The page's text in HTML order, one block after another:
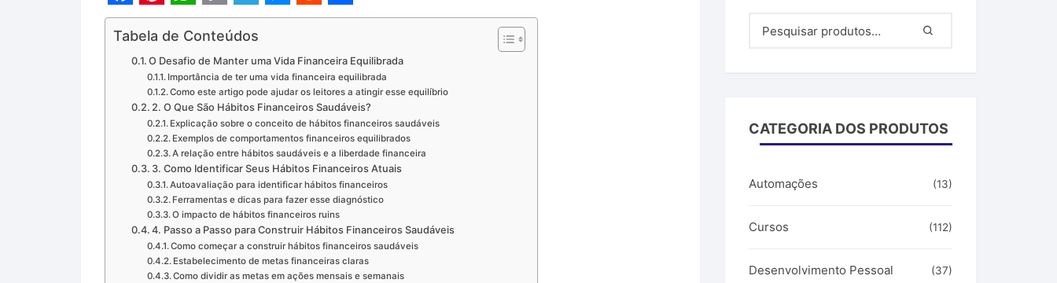
F
a
P
i
n
t
e
r
e
s
t
W
h
a
t
s
A
p
p
C
o
p
y
L
i
n
k
T
e
l
e
g
r
a
m
M
s
s
e
n
g
e
r
R
d
d
i
t
S
a
r
e
Tabela de Conteúdos
O Desafio de Manter uma Vida Financeira Equilibrada
Importância de ter uma vida financeira equilibrada
Como este artigo pode ajudar os leitores a atingir esse equilíbrio
2. O Que São Hábitos Financeiros Saudáveis?
Explicação sobre o conceito de hábitos financeiros saudáveis
Exemplos de comportamentos financeiros equilibrados
A relação entre hábitos saudáveis e a liberdade financeira
3. Como Identificar Seus Hábitos Financeiros Atuais
Autoavaliação para identificar hábitos financeiros
Ferramentas e dicas para fazer esse diagnóstico
O impacto de hábitos financeiros ruins
4. Passo a Passo para Construir Hábitos Financeiros Saudáveis
Como começar a construir hábitos financeiros saudáveis
Estabelecimento de metas financeiras claras
Como dividir as metas em ações mensais e semanais
CATEGORIA DOS PRODUTOS
Automações (13)
Cursos (112)
Desenvolvimento Pessoal (37)